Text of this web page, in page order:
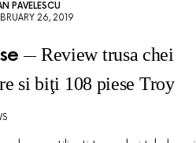
PAVELESCU
26, 2019
Review trusa chei
si biţi 108 piese Troy